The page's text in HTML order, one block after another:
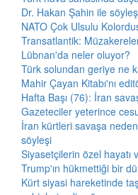
Dr. Hakan Şahin ile
NATO Çok Ulsulu
Transatlantik:
Lübnan'da neler oluyor?
Türk solundan geriye ne
Mahir Çayan Kitabı'nı
Hafta Başı (76): İran
Gazeteciler yeterince
İran kürtleri savaşa
söyleşi
Siyasetçilerin özel hayatı
Trump'ın hükmettiği bir
Kürt siyasi hareketinde